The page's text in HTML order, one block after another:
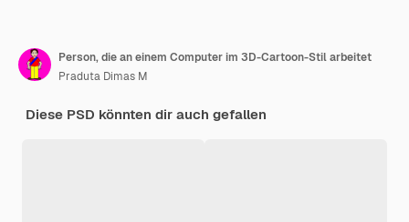
Person, die an einem Computer im 3D-Cartoon-Stil arbeitet
Praduta Dimas M
Diese PSD könnten dir auch gefallen